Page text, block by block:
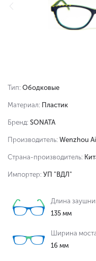
Тип: Ободковые
Материал: Пластик
Бренд: SONATA
Производитель: Wenzhou
Страна-производитель:
Импортер: УП "ВДЛ"
Длина
135 мм
Ширина
16 мм